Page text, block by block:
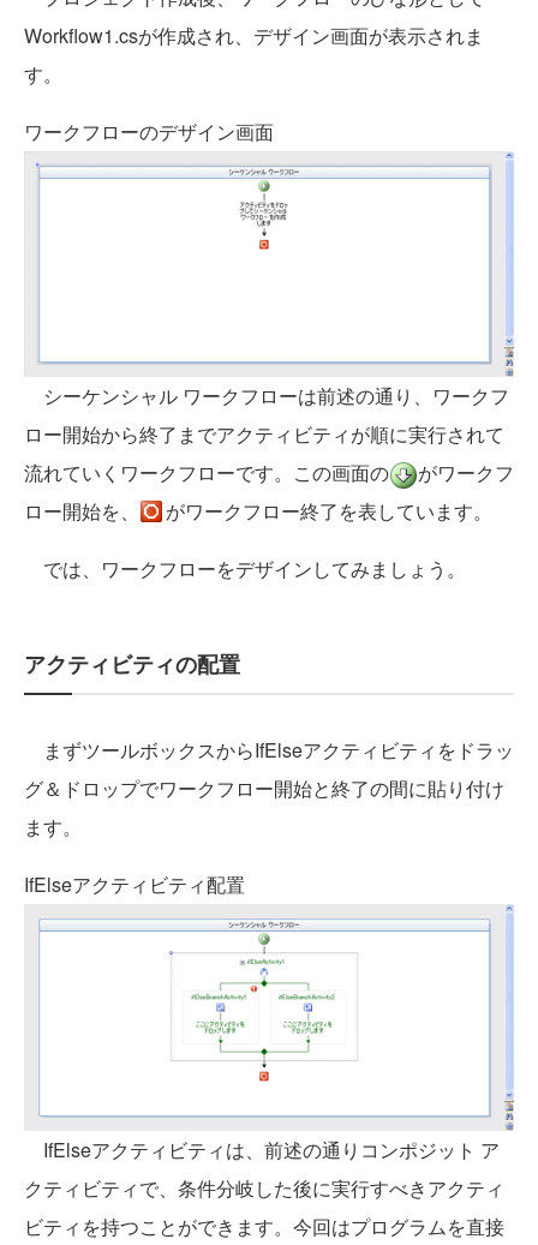
Workflow1.csが作成され、デザイン画面が表示されま
す。
ワークフローのデザイン画面
シーケンシャル ワークフローは前述の通り、ワークフ
ロー開始から終了までアクティビティが順に実行されて
流れていくワークフローです。この画面の
がワークフ
ロー開始を、
がワークフロー終了を表しています。
では、ワークフローをデザインしてみましょう。
アクティビティの配置
まずツールボックスからIfElseアクティビティをドラッ
グ＆ドロップでワークフロー開始と終了の間に貼り付け
ます。
IfElseアクティビティ配置
IfElseアクティビティは、前述の通りコンポジット ア
クティビティで、条件分岐した後に実行すべきアクティ
ビティを持つことができます。今回はプログラムを直接